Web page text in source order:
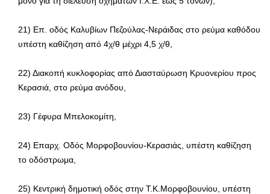
21) Επ. οδός Καλυβίων Πεζούλας-Νεράιδας στο ρεύμα καθόδου
υπέστη καθίζηση από 4χ/θ μέχρι 4,5 χ/θ,
22) Διακοπή κυκλοφορίας από Διασταύρωση Κρυονερίου προς
Κερασιά, στο ρεύμα ανόδου,
23) Γέφυρα Μπελοκομίτη,
24) Επαρχ. Οδός Μορφοβουνίου-Κερασιάς, υπέστη καθίζηση
το οδόστρωμα,
25) Κεντρική δημοτική οδός στην Τ.Κ.Μορφοβουνίου, υπέστη